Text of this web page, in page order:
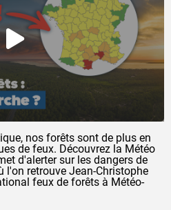
nos forêts sont de plus en
de feux. Découvrez la Météo
d'alerter sur les dangers de
l'on retrouve Jean-Christophe
feux de forêts à Météo-